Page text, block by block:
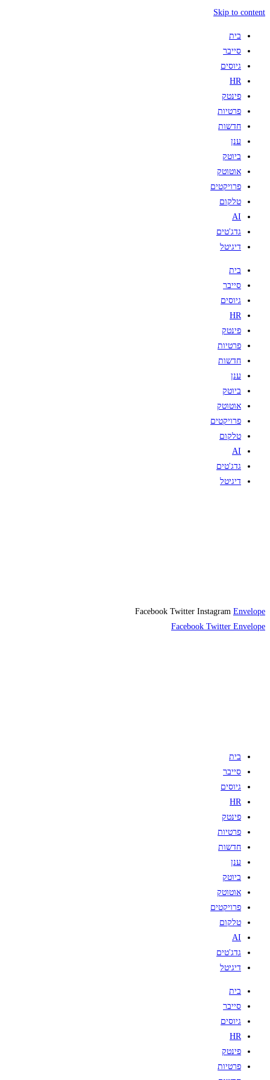
Skip to content
בית
סייבר
גיוסים
HR
פינטק
פרטיות
חדשות
ענן
ביוטק
אוטוטק
פרויקטים
טלקום
AI
גדג'טים
דיגיטל
בית
סייבר
גיוסים
HR
פינטק
פרטיות
חדשות
ענן
ביוטק
אוטוטק
פרויקטים
טלקום
AI
גדג'טים
דיגיטל
Facebook Twitter Instagram Envelope
Facebook Twitter Envelope
בית
סייבר
גיוסים
HR
פינטק
פרטיות
חדשות
ענן
ביוטק
אוטוטק
פרויקטים
טלקום
AI
גדג'טים
דיגיטל
בית
סייבר
גיוסים
HR
פינטק
פרטיות